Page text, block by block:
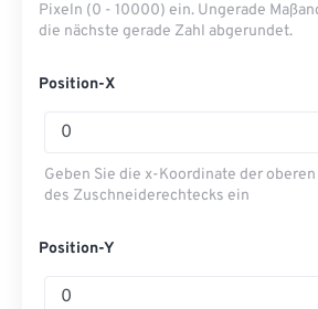
Pixeln (0 - 10000) ein. Ungerade
die nächste gerade Zahl abgerundet.
Position-X
Geben Sie die x-Koordinate der
des Zuschneiderechtecks ​​ein
Position-Y